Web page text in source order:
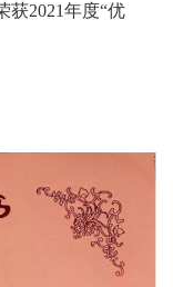
获2021年度“优